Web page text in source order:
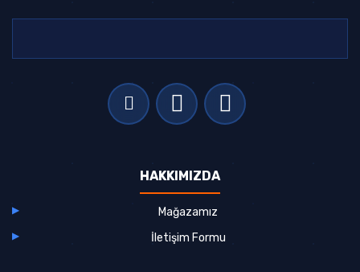
HAKKIMIZDA
Mağazamız
İletişim Formu